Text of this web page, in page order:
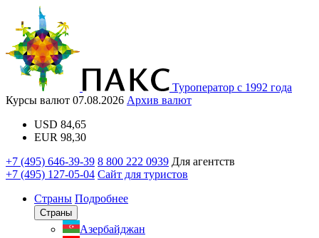
Туроператор с 1992 года
Курсы валют 07.08.2026 Архив валют
USD 84,65
EUR 98,30
+7 (495) 646-39-39 8 800 222 0939 Для агентств
+7 (495) 127-05-04 Сайт для туристов
Страны Подробнее
Страны
Азербайджан